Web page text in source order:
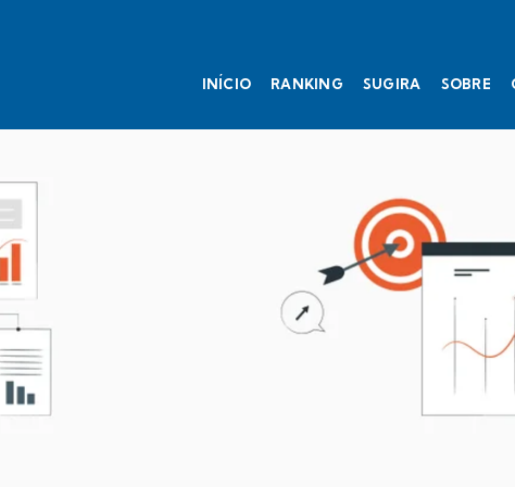
INÍCIO RANKING SUGIRA SOBRE